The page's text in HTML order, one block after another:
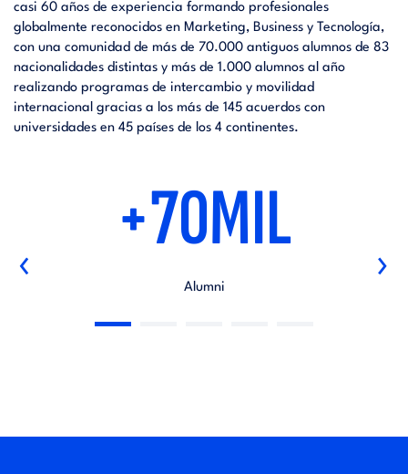
casi 60 años de experiencia formando profesionales
globalmente reconocidos en Marketing, Business y Tecnología,
con una comunidad de más de 70.000 antiguos alumnos de 83
nacionalidades distintas y más de 1.000 alumnos al año
realizando programas de intercambio y movilidad
internacional gracias a los más de 145 acuerdos con
universidades en 45 países de los 4 continentes.
+70MIL
Alumni
‹ ›